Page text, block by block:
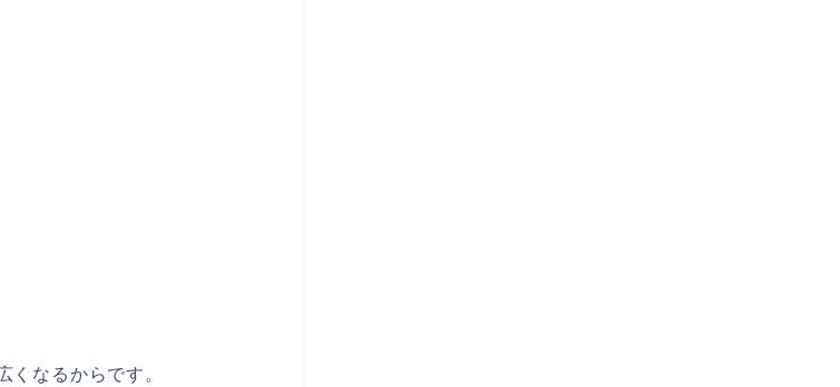
くなるからです。